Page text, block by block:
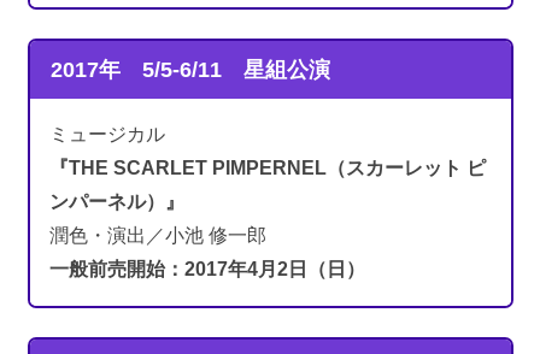
2017年 5/5-6/11星組公演
ミュージカル
『THE SCARLET PIMPERNEL（スカーレット ピ
ンパーネル）』
潤色・演出／小池 修一郎
一般前売開始：2017年4月2日（日）